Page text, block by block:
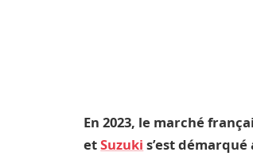
En 2023, le marché
etSuzuki s’est